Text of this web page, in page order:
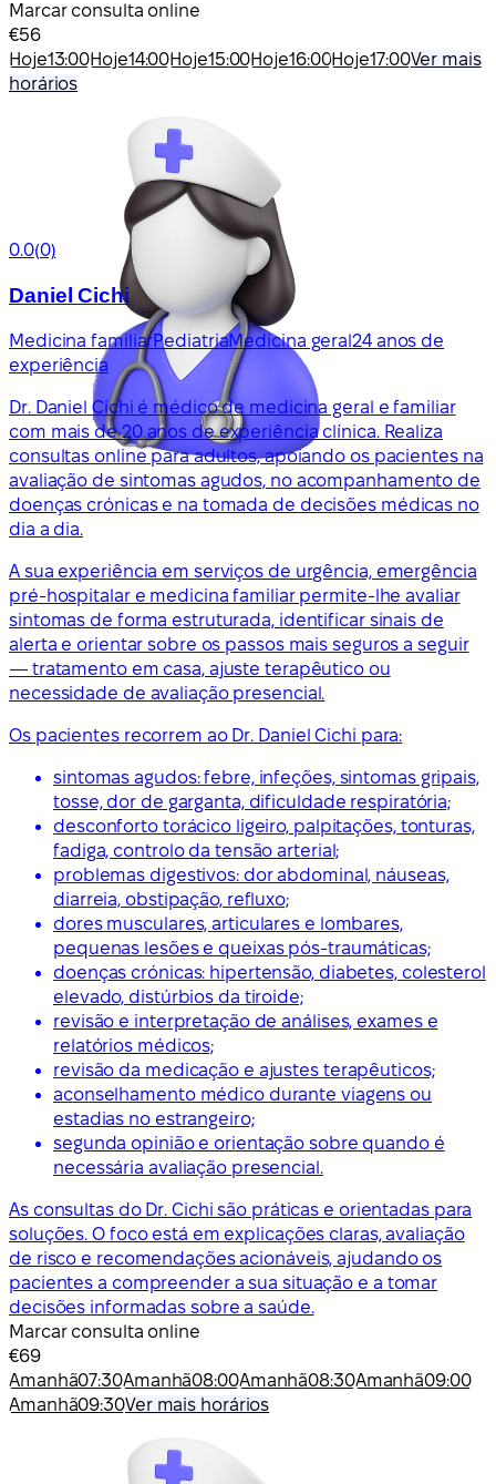
Marcar consulta online
€56
Hoje13:00Hoje14:00Hoje15:00Hoje16:00Hoje17:00Ver mais
horários
0.0(0)
Daniel Cichi
Medicina familiarPediatriaMedicina geral24 anos de
experiência
Dr. Daniel Cichi é médico de medicina geral e familiar
com mais de 20 anos de experiência clínica. Realiza
consultas online para adultos, apoiando os pacientes na
avaliação de sintomas agudos, no acompanhamento de
doenças crónicas e na tomada de decisões médicas no
dia a dia.
A sua experiência em serviços de urgência, emergência
pré-hospitalar e medicina familiar permite-lhe avaliar
sintomas de forma estruturada, identificar sinais de
alerta e orientar sobre os passos mais seguros a seguir
— tratamento em casa, ajuste terapêutico ou
necessidade de avaliação presencial.
Os pacientes recorrem ao Dr. Daniel Cichi para:
sintomas agudos: febre, infeções, sintomas gripais,
tosse, dor de garganta, dificuldade respiratória;
desconforto torácico ligeiro, palpitações, tonturas,
fadiga, controlo da tensão arterial;
problemas digestivos: dor abdominal, náuseas,
diarreia, obstipação, refluxo;
dores musculares, articulares e lombares,
pequenas lesões e queixas pós-traumáticas;
doenças crónicas: hipertensão, diabetes, colesterol
elevado, distúrbios da tiroide;
revisão e interpretação de análises, exames e
relatórios médicos;
revisão da medicação e ajustes terapêuticos;
aconselhamento médico durante viagens ou
estadias no estrangeiro;
segunda opinião e orientação sobre quando é
necessária avaliação presencial.
As consultas do Dr. Cichi são práticas e orientadas para
soluções. O foco está em explicações claras, avaliação
de risco e recomendações acionáveis, ajudando os
pacientes a compreender a sua situação e a tomar
decisões informadas sobre a saúde.
Marcar consulta online
€69
Amanhã07:30Amanhã08:00Amanhã08:30Amanhã09:00
Amanhã09:30Ver mais horários